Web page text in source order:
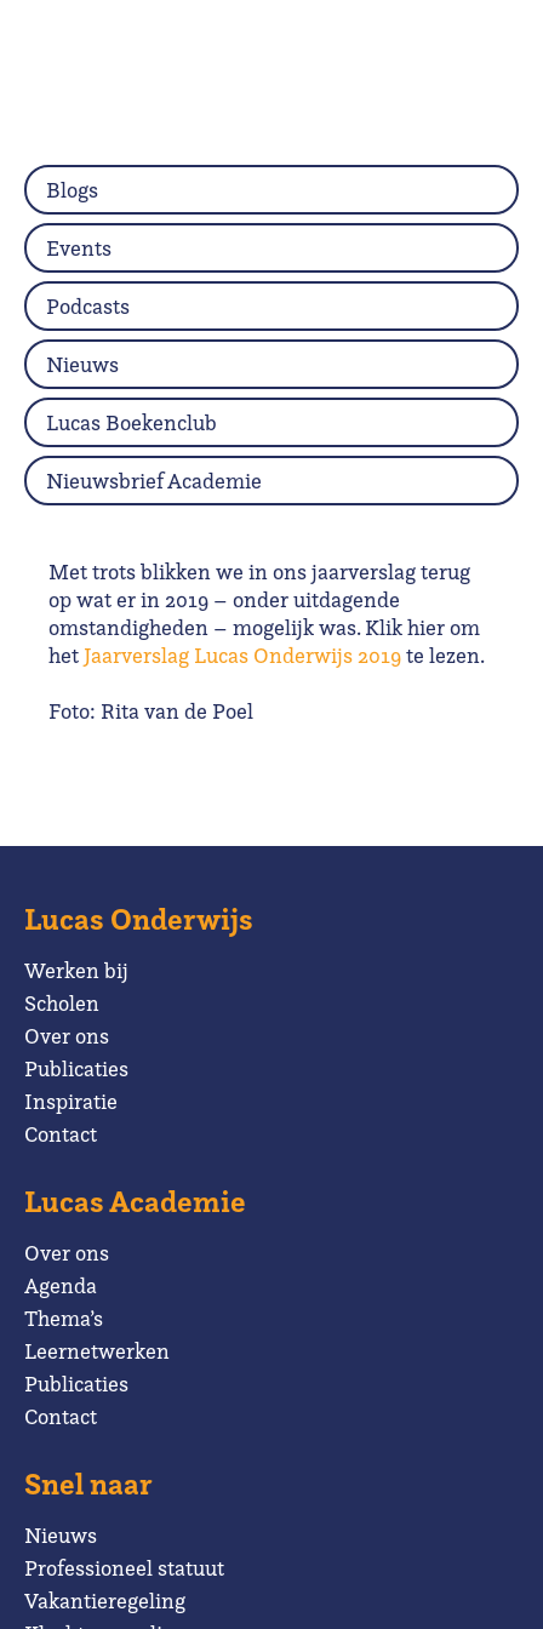
Met trots blikken we in ons jaarverslag terug
op wat er in 2019 – onder uitdagende
omstandigheden – mogelijk was. Klik hier om
het Jaarverslag Lucas Onderwijs 2019te lezen.
Foto: Rita van de Poel
Blogs
Events
Podcasts
Nieuws
Lucas Boekenclub
Nieuwsbrief Academie
Lucas Onderwijs
Werken bij
Scholen
Over ons
Publicaties
Inspiratie
Contact
Lucas Academie
Over ons
Agenda
Thema’s
Leernetwerken
Publicaties
Contact
Snel naar
Nieuws
Professioneel statuut
Vakantieregeling